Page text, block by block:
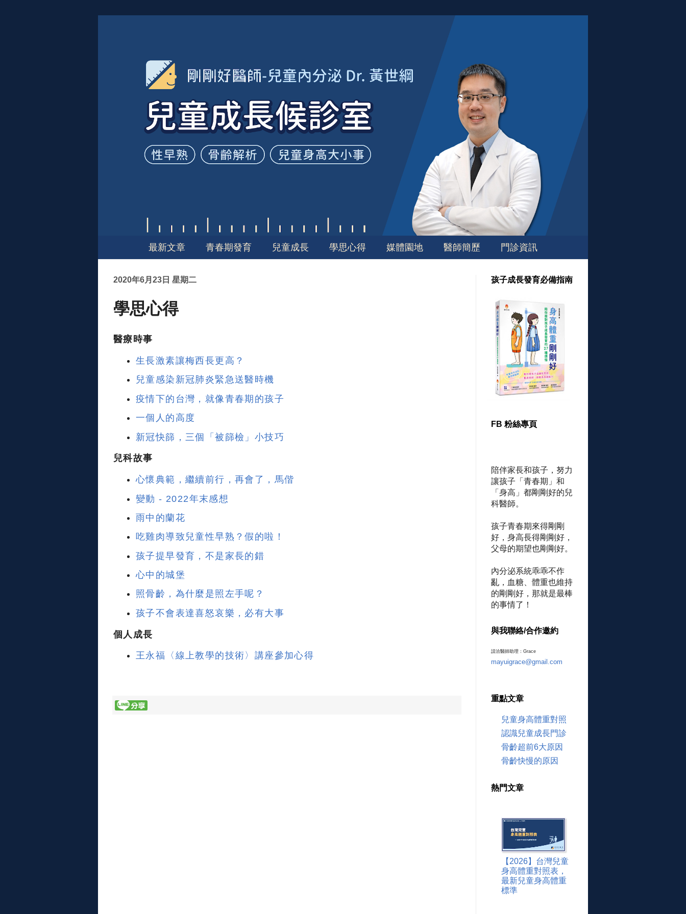
最新文章 青春期發育 兒童成長 學思心得 媒體園地 醫師簡歷 門診資訊
2020年6月23日 星期二
學思心得
醫療時事
生長激素讓梅西長更高？
兒童感染新冠肺炎緊急送醫時機
疫情下的台灣，就像青春期的孩子
一個人的高度
新冠快篩，三個「被篩檢」小技巧
兒科故事
心懷典範，繼續前行，再會了，馬偕
變動 - 2022年末感想
雨中的蘭花
吃雞肉導致兒童性早熟？假的啦！
孩子提早發育，不是家長的錯
心中的城堡
照骨齡，為什麼是照左手呢？
孩子不會表達喜怒哀樂，必有大事
個人成長
王永福〈線上教學的技術〉講座參加心得
孩子成長發育必備指南
FB 粉絲專頁
陪伴家長和孩子，努力
讓孩子「青春期」和
「身高」都剛剛好的兒
科醫師。
孩子青春期來得剛剛
好，身高長得剛剛好，
父母的期望也剛剛好。
內分泌系統乖乖不作
亂，血糖、體重也維持
的剛剛好，那就是最棒
的事情了！
與我聯絡/合作邀約
請洽醫師助理：Grace
mayuigrace@gmail.com
重點文章
兒童身高體重對照
認識兒童成長門診
骨齡超前6大原因
骨齡快慢的原因
熱門文章
【2026】台灣兒童
身高體重對照表，
最新兒童身高體重
標準